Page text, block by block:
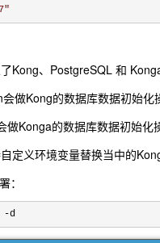
"
了Kong、PostgreSQL 和
会做Kong的数据库数据初始化
做Konga的数据库数据初始化
自定义环境变量替换当中的
：
-d